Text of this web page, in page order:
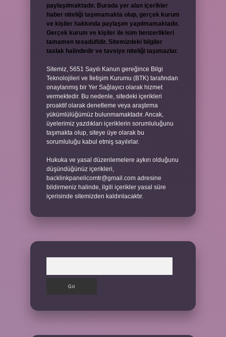
paylaşılmaktadır. Burada yer alan içerikler
haber niteliği taşımamakta olup, gerçek kurum
ve kişiler hakkında paylaşım yapılmamaktadır.
Gerçek kurum ve kişiler ile isim benzerlikleri
tamamen tesadüfidir. Sitemizdeki bilgiler
taslak halindedir ve tavsiye niteliği taşımazlar.
Sitemiz, 5651 Sayılı Kanun gereğince Bilgi
Teknolojileri ve İletişim Kurumu (BTK) tarafından
onaylanmış bir Yer Sağlayıcı olarak hizmet
vermektedir. Bu nedenle, sitedeki içerikleri
proaktif olarak denetleme veya araştırma
yükümlülüğümüz bulunmamaktadır. Ancak,
üyelerimiz yazdıkları içeriklerin sorumluluğunu
taşımakta olup, siteye üye olarak bu
sorumluluğu kabul etmiş sayılırlar.
Hukuka ve yasal düzenlemelere aykırı olduğunu
düşündüğünüz içerikleri,
backlinkpanelicomtr@gmail.com adresine
bildirmeniz halinde, ilgili içerikler yasal süre
içerisinde sitemizden kaldırılacaktır.